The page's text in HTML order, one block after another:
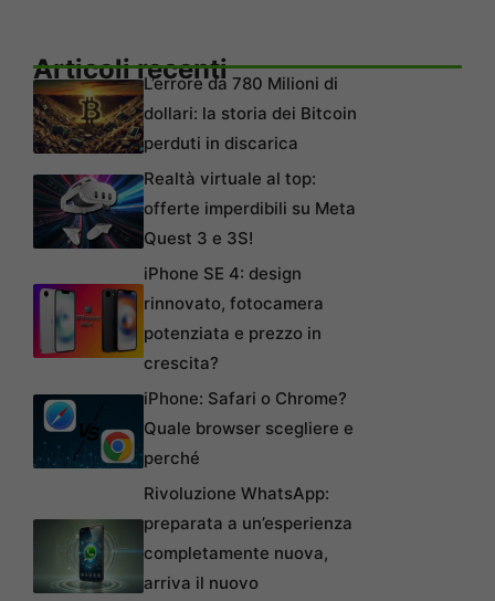
Articoli recentiL’errore da 780 Milioni di
dollari: la storia dei Bitcoin
perduti in discarica
Realtà virtuale al top:
offerte imperdibili su Meta
Quest 3 e 3S!
iPhone SE 4: design
rinnovato, fotocamera
potenziata e prezzo in
crescita?
iPhone: Safari o Chrome?
Quale browser scegliere e
perché
Rivoluzione WhatsApp:
preparata a un’esperienza
completamente nuova,
arriva il nuovo